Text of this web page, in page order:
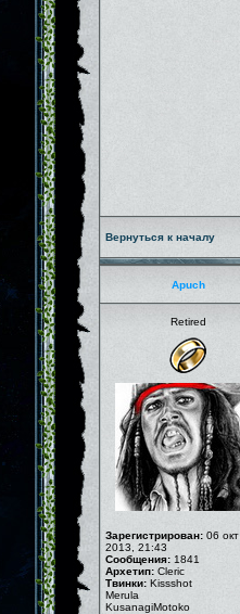
Вернуться к началу
Apuch
Retired
Зарегистрирован: 06 окт
2013, 21:43
Сообщения: 1841
Архетип: Cleric
Твинки: Kissshot
Merula
KusanagiMotoko